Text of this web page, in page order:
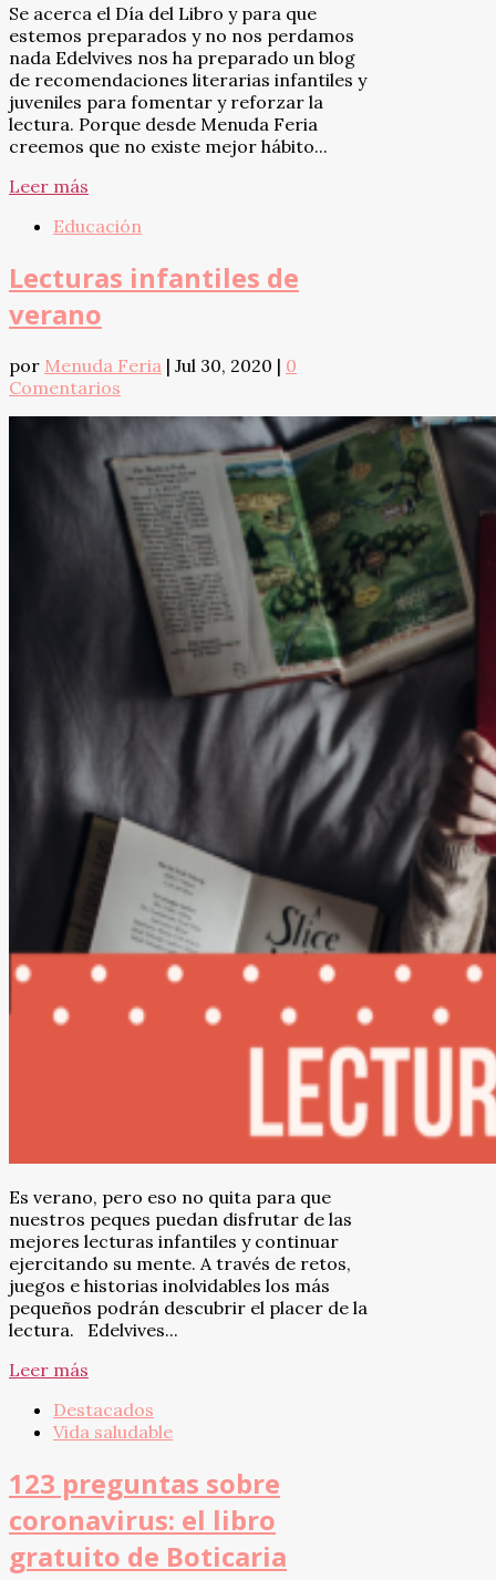
Se acerca el Día del Libro y para que
estemos preparados y no nos perdamos
nada Edelvives nos ha preparado un blog
de recomendaciones literarias infantiles y
juveniles para fomentar y reforzar la
lectura. Porque desde Menuda Feria
creemos que no existe mejor hábito...
Leer más
Educación
Lecturas infantiles de
verano
por Menuda Feria | Jul 30, 2020 | 0
Comentarios
Es verano, pero eso no quita para que
nuestros peques puedan disfrutar de las
mejores lecturas infantiles y continuar
ejercitando su mente. A través de retos,
juegos e historias inolvidables los más
pequeños podrán descubrir el placer de la
lectura. Edelvives...
Leer más
Destacados
Vida saludable
123 preguntas sobre
coronavirus: el libro
gratuito de Boticaria